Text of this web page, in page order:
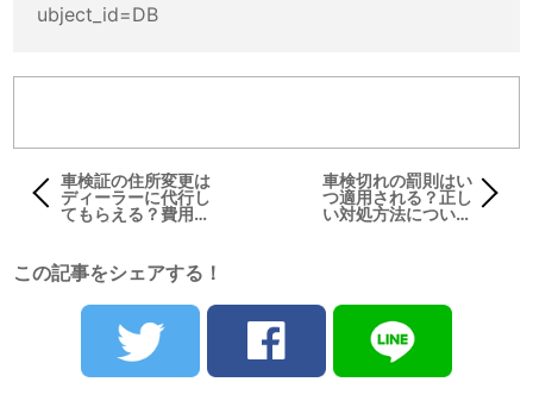
ubject_id=DB
車検証の住所変更は
ディーラーに代行し
てもらえる？費用や
車検切れの罰則はい
つ適用される？正し
い対処方法について
この記事をシェアする！